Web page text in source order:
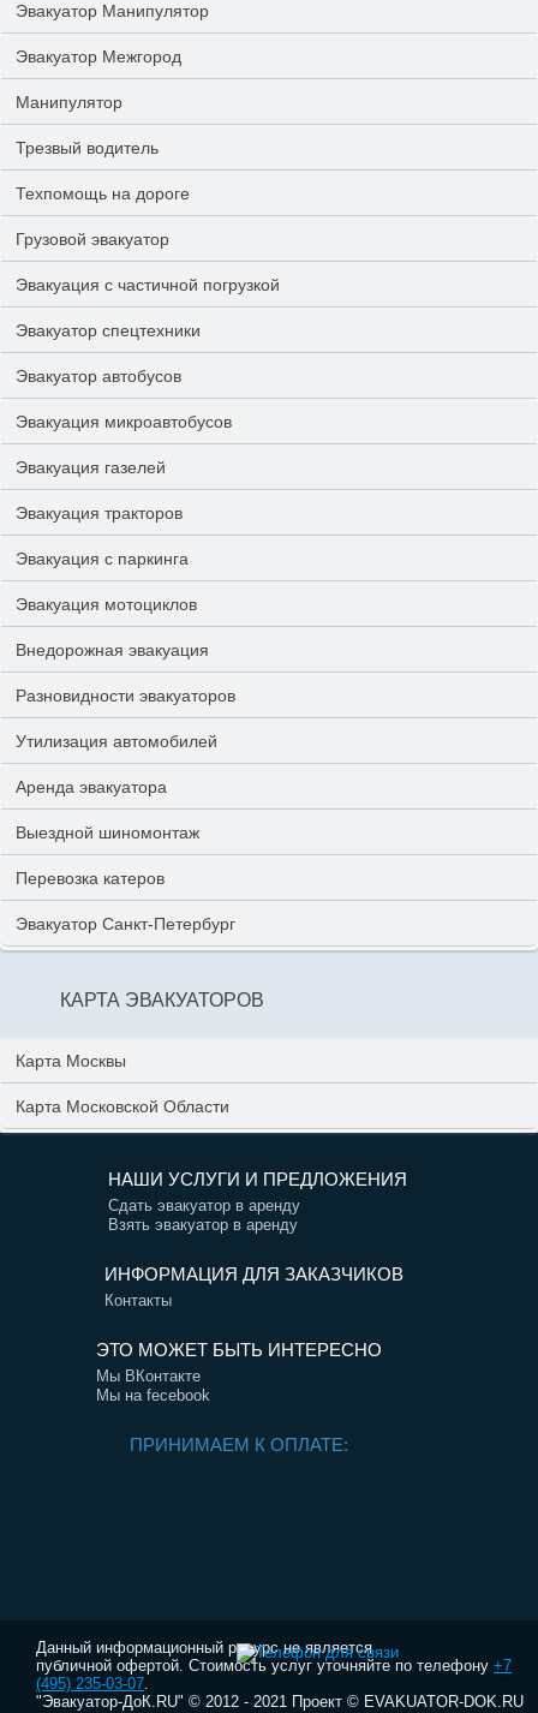
Эвакуатор Манипулятор
Эвакуатор Межгород
Манипулятор
Трезвый водитель
Техпомощь на дороге
Грузовой эвакуатор
Эвакуация с частичной погрузкой
Эвакуатор спецтехники
Эвакуатор автобусов
Эвакуация микроавтобусов
Эвакуация газелей
Эвакуация тракторов
Эвакуация с паркинга
Эвакуация мотоциклов
Внедорожная эвакуация
Разновидности эвакуаторов
Утилизация автомобилей
Аренда эвакуатора
Выездной шиномонтаж
Перевозка катеров
Эвакуатор Санкт-Петербург
КАРТА ЭВАКУАТОРОВ
Карта Москвы
Карта Московской Области
НАШИ УСЛУГИ И ПРЕДЛОЖЕНИЯ
Сдать эвакуатор в аренду
Взять эвакуатор в аренду
ИНФОРМАЦИЯ ДЛЯ ЗАКАЗЧИКОВ
Контакты
ЭТО МОЖЕТ БЫТЬ ИНТЕРЕСНО
Мы ВКонтакте
Мы на fecebook
ПРИНИМАЕМ К ОПЛАТЕ:
Данный информационный ресурс не является
публичной офертой. Стоимость услуг уточняйте по телефону +7
(495) 235-03-07.
"Эвакуатор-ДоК.RU" © 2012 - 2021 Проект © EVAKUATOR-DOK.RU